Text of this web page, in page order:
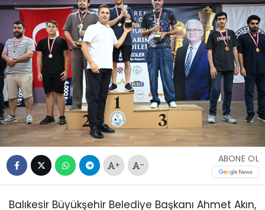
+ -
ABONE OL
Balıkesir Büyükşehir Belediye Başkanı Ahmet Akın,